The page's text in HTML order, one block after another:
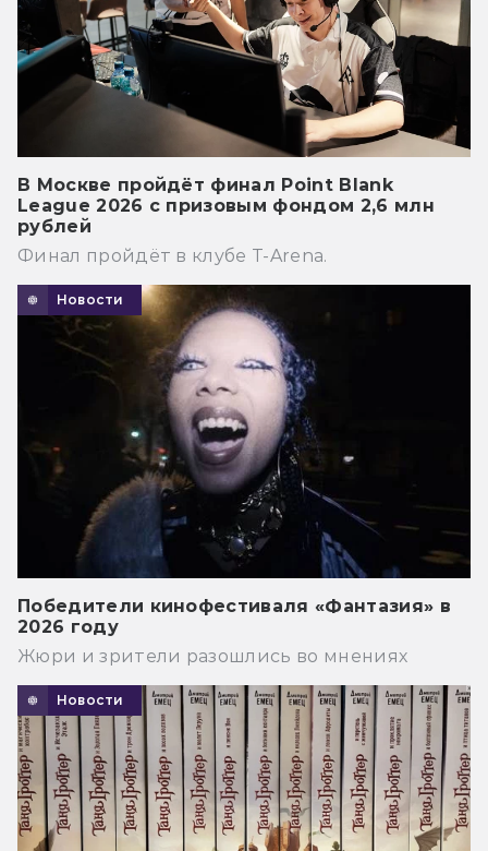
В Москве пройдёт финал Point Blank
League 2026 с призовым фондом 2,6 млн
рублей
Финал пройдёт в клубе T-Arena.
Новости
Победители кинофестиваля «Фантазия» в
2026 году
Жюри и зрители разошлись во мнениях
Новости